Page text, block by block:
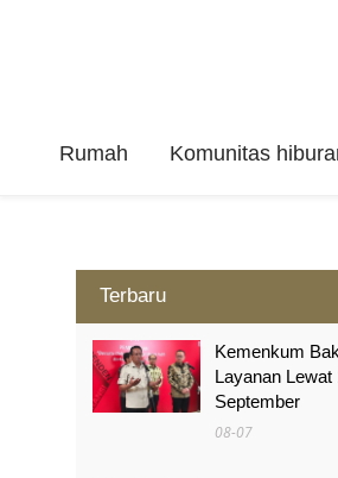
Rumah Komunitas
Terbaru
Kemenkum
Layanan
September
08-07